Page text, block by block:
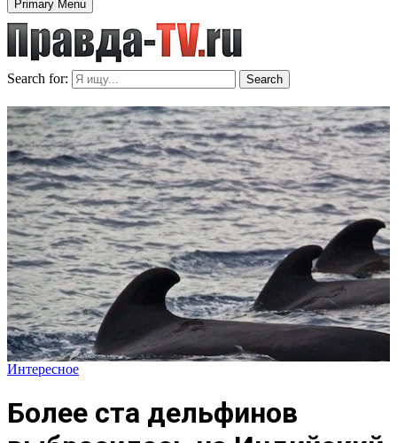
Primary Menu
Search for: Search
Интересное
Более ста дельфинов